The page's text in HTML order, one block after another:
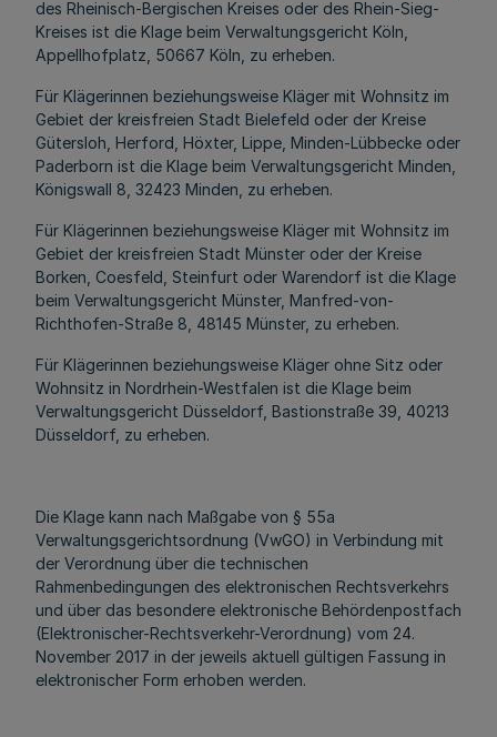
des Rheinisch-Bergischen Kreises oder des Rhein-Sieg-
Kreises ist die Klage beim Verwaltungsgericht Köln,
Appellhofplatz, 50667 Köln, zu erheben.
Für Klägerinnen beziehungsweise Kläger mit Wohnsitz im
Gebiet der kreisfreien Stadt Bielefeld oder der Kreise
Gütersloh, Herford, Höxter, Lippe, Minden-Lübbecke oder
Paderborn ist die Klage beim Verwaltungsgericht Minden,
Königswall 8, 32423 Minden, zu erheben.
Für Klägerinnen beziehungsweise Kläger mit Wohnsitz im
Gebiet der kreisfreien Stadt Münster oder der Kreise
Borken, Coesfeld, Steinfurt oder Warendorf ist die Klage
beim Verwaltungsgericht Münster, Manfred-von-
Richthofen-Straße 8, 48145 Münster, zu erheben.
Für Klägerinnen beziehungsweise Kläger ohne Sitz oder
Wohnsitz in Nordrhein-Westfalen ist die Klage beim
Verwaltungsgericht Düsseldorf, Bastionstraße 39, 40213
Düsseldorf, zu erheben.
Die Klage kann nach Maßgabe von § 55a
Verwaltungsgerichtsordnung (VwGO) in Verbindung mit
der Verordnung über die technischen
Rahmenbedingungen des elektronischen Rechtsverkehrs
und über das besondere elektronische Behördenpostfach
(Elektronischer-Rechtsverkehr-Verordnung) vom 24.
November 2017 in der jeweils aktuell gültigen Fassung in
elektronischer Form erhoben werden.